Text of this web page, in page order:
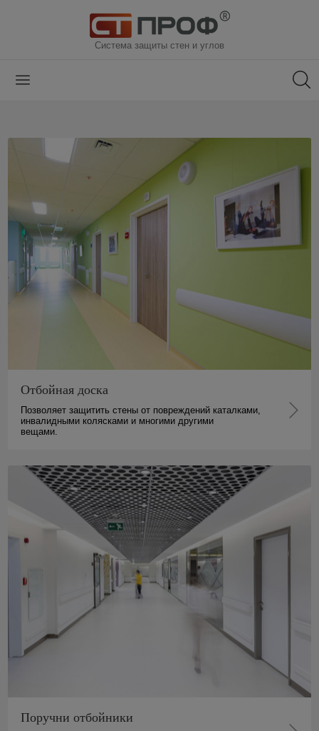
Система защиты стен и углов
Отбойная доска
Позволяет защитить стены от повреждений каталками,
инвалидными колясками и многими другими
вещами.
Поручни отбойники